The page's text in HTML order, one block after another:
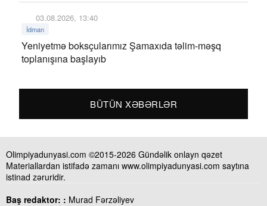
03.08.2026, 13:40
İdman
Yeniyetmə boksçularımız Şamaxıda təlim-məşq
toplanışına başlayıb
BÜTÜN XƏBƏRLƏR
Olimpiyadunyasi.com ©2015-2026 Gündəlik onlayn qəzet
Materiallardan istifadə zamanı www.olimpiyadunyasi.com saytına
istinad zəruridir.
Baş redaktor: : Murad Fərzəliyev